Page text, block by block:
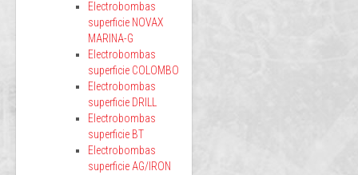
Electrobombas
superficie NOVAX
MARINA-G
Electrobombas
superficie COLOMBO
Electrobombas
superficie DRILL
Electrobombas
superficie BT
Electrobombas
superficie AG/IRON